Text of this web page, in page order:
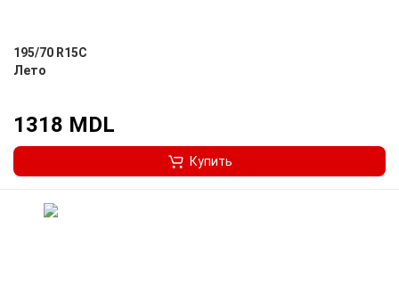
195/70 R15C
Лето
1318 MDL
Купить